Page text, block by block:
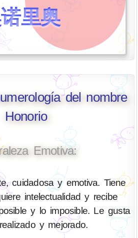
里奥
del nombre
Honorio
Emotiva:
cuidadosa y emotiva. Tiene
intelectualidad y recibe
y lo imposible. Le gusta
y mejorado.